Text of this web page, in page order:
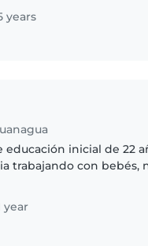
years
inicial de 22
trabajando con bebés,
year